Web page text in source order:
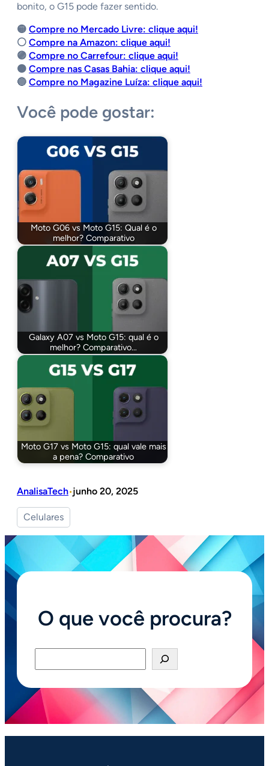
bonito, o G15 pode fazer sentido.
🟡 Compre no Mercado Livre: clique aqui!
⚪️ Compre na Amazon: clique aqui!
🟣 Compre no Carrefour: clique aqui!
🟠 Compre nas Casas Bahia: clique aqui!
🔵 Compre no Magazine Luíza: clique aqui!
Você pode gostar:
Moto G06 vs Moto G15: Qual é o
melhor? Comparativo
Galaxy A07 vs Moto G15: qual é o
melhor? Comparativo…
Moto G17 vs Moto G15: qual vale mais
a pena? Comparativo
AnalisaTech•junho 20, 2025
Celulares
O que você procura?